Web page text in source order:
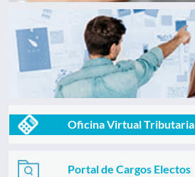
Oficina Virtual Tributaria
Portal de Cargos Electos